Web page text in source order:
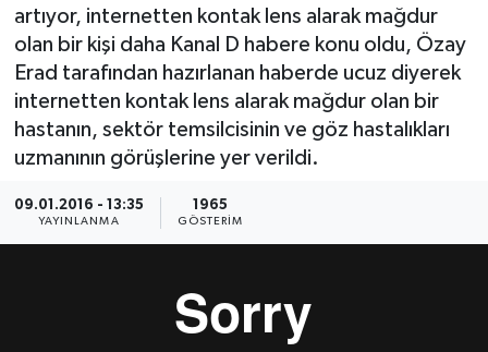
artıyor, internetten kontak lens alarak mağdur
olan bir kişi daha Kanal D habere konu oldu, Özay
Erad tarafından hazırlanan haberde ucuz diyerek
internetten kontak lens alarak mağdur olan bir
hastanın, sektör temsilcisinin ve göz hastalıkları
uzmanının görüşlerine yer verildi.
09.01.2016 - 13:35
YAYINLANMA
1965
GÖSTERIM
Süper Lig Puan Durumu ve Fikstür
Tüm Manşetler
Son Dakika Haberleri